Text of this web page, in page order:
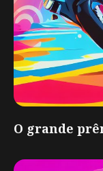
O grande